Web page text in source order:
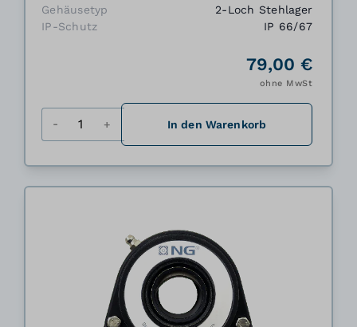
Gehäusetyp
2-Loch Stehlager
IP-Schutz
IP 66/67
79,00 €
ohne MwSt
In den Warenkorb